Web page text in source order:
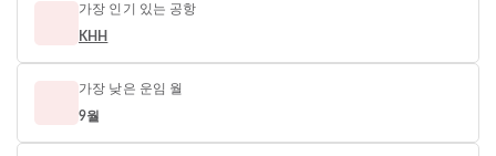
가장 인기 있는 공항
KHH
가장 낮은 운임 월
9월